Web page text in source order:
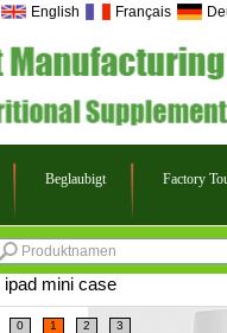
English Français
Beglaubigt Factory
ipad mini case
0 1 2 3